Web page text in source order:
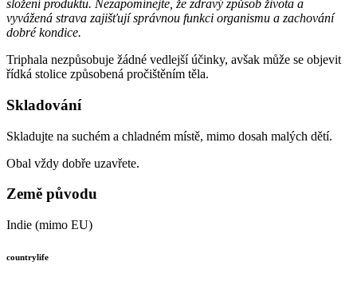
složení produktu. Nezapomínejte, že zdravý způsob života a
vyvážená strava zajišťují správnou funkci organismu a zachování
dobré kondice.
Triphala nezpůsobuje žádné vedlejší účinky, avšak může se objevit
řídká stolice způsobená pročištěním těla.
Skladování
Skladujte na suchém a chladném místě, mimo dosah malých dětí.
Obal vždy dobře uzavřete.
Země původu
Indie (mimo EU)
countrylife